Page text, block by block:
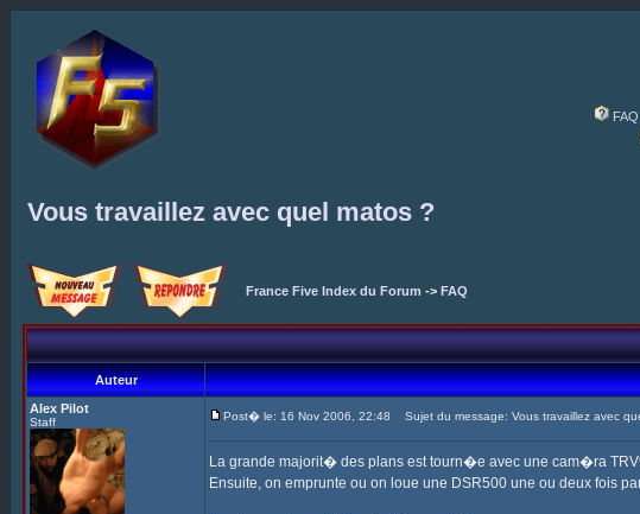
FAQ
Vous travaillez avec quel matos ?
France Five Index du Forum -> FAQ
Auteur
Alex Pilot
Staff Post� le: 16 Nov 2006, 22:48 Sujet du message: Vous travaillez avec
La grande majorit� des plans est tourn�e avec une cam�ra
Ensuite, on emprunte ou on loue une DSR500 une ou deux fois